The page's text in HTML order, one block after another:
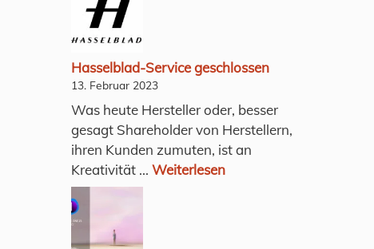
Hasselblad-Service geschlossen
13. Februar 2023
Was heute Hersteller oder, besser
gesagt Shareholder von Herstellern,
ihren Kunden zumuten, ist an
Kreativität ... Weiterlesen